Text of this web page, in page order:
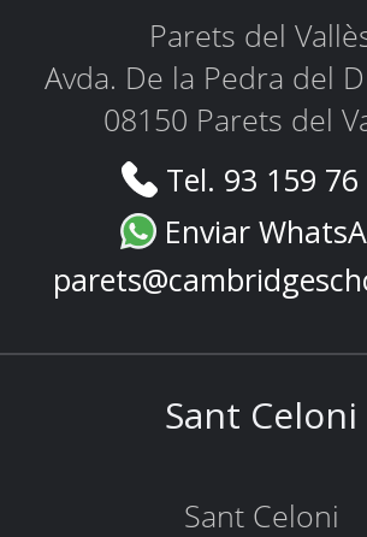
Parets del
Avda. De la Pedra del
08150 Parets del
Tel. 93 159
Enviar
Sant Celoni
Sant Celoni